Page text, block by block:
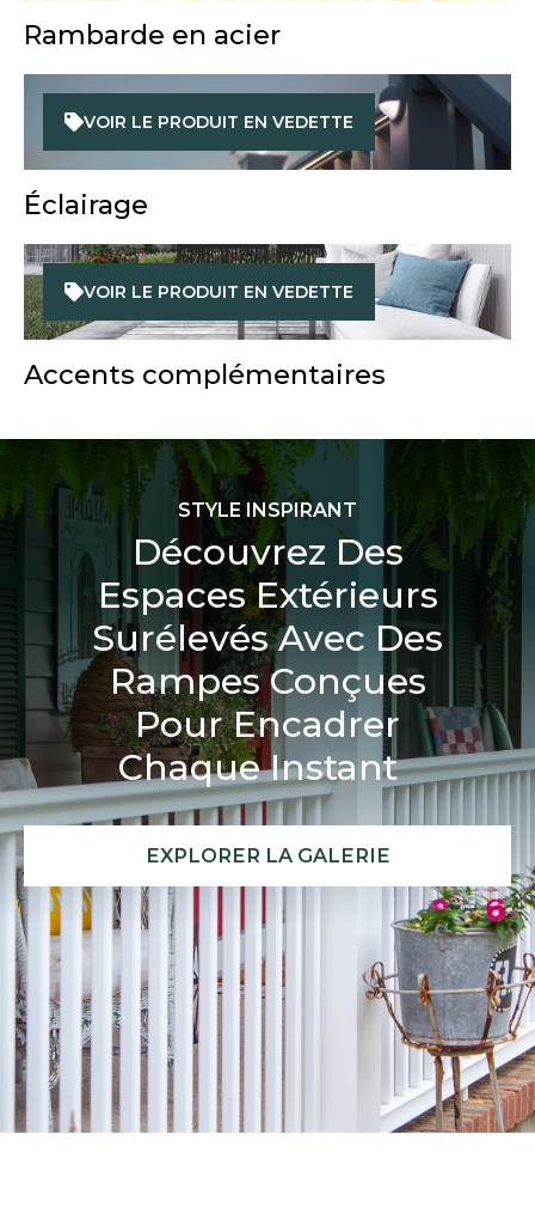
Rambarde en acier
VOIR LE PRODUIT EN VEDETTE
Éclairage
VOIR LE PRODUIT EN VEDETTE
Accents complémentaires
STYLE INSPIRANT
Découvrez Des
Espaces Extérieurs
Surélevés Avec Des
Rampes Conçues
Pour Encadrer
Chaque Instant
EXPLORER LA GALERIE